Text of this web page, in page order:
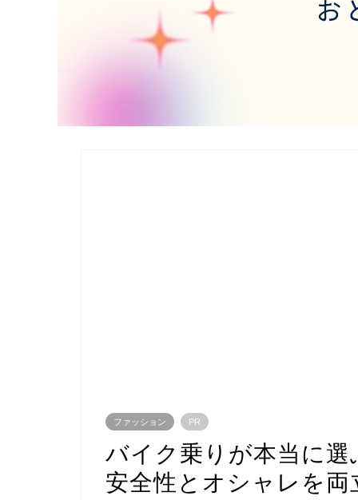
ファッション PR
バイク乗りが本当に
安全性とオシャレを